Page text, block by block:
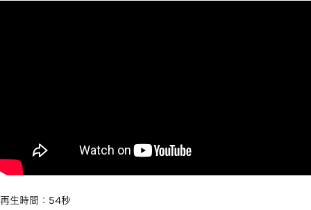
再生時間：54秒